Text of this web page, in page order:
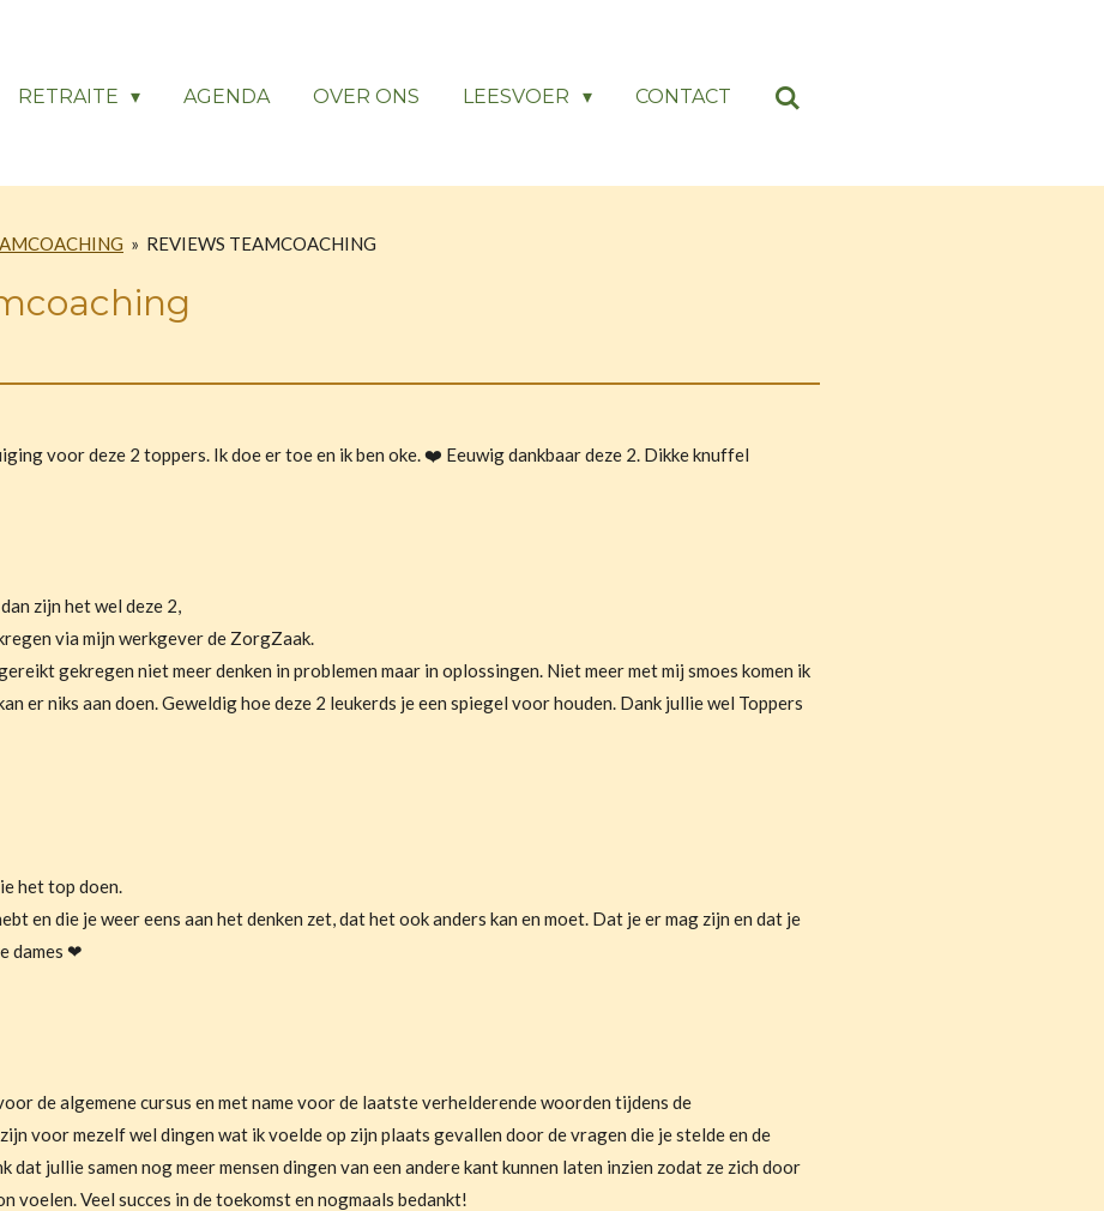
RETRAITE AGENDA OVER ONS LEESVOER CONTACT
» REVIEWS TEAMCOACHING
voor deze 2 toppers. Ik doe er toe en ik ben oke.❤️ Eeuwig dankbaar deze 2. Dikke knuffel
zijn het wel deze 2,
via mijn werkgever de ZorgZaak.
gekregen niet meer denken in problemen maar in oplossingen. Niet meer met mij smoes komen ik
er niks aan doen. Geweldig hoe deze 2 leukerds je een spiegel voor houden. Dank jullie wel Toppers
het top doen.
en die je weer eens aan het denken zet, dat het ook anders kan en moet. Dat je er mag zijn en dat je
dames ❤
de algemene cursus en met name voor de laatste verhelderende woorden tijdens de
voor mezelf wel dingen wat ik voelde op zijn plaats gevallen door de vragen die je stelde en de
dat jullie samen nog meer mensen dingen van een andere kant kunnen laten inzien zodat ze zich door
voelen. Veel succes in de toekomst en nogmaals bedankt!